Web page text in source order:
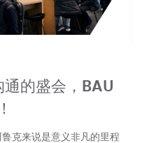
的盛会，BAU
克来说是意义非凡的里程